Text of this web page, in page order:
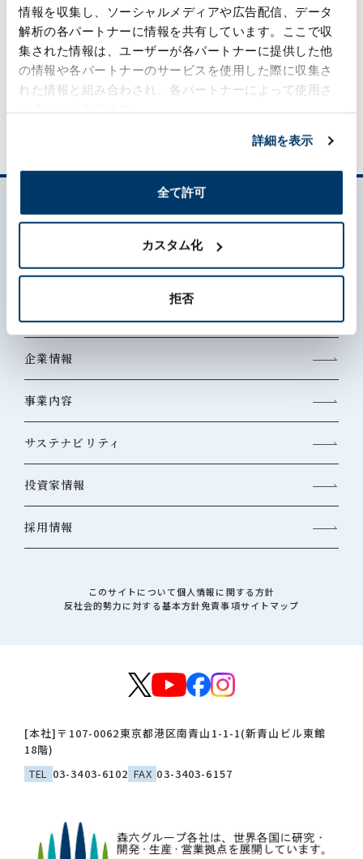
情報を収集し、ソーシャルメディアや広告配信、データ
解析の各パートナーに情報を共有しています。ここで収
集された情報は、ユーザーが各パートナーに提供した他
の情報や各パートナーのサービスを使用した際に収集さ
れた情報と組み合わされ、各パートナーによって使用さ
詳細を表示
全て許可
カスタム化
拒否
MORILOG一覧
[本社] 〒107-0062東京都港区南青山1-1-1(新青山ビル東館
18階)
TEL
03-3403-6102 FAX 03-3403-6157
企業情報
事業内容
サステナビリティ
投資家情報
採用情報
このサイトについて個人情報に関する方針
反社会的勢力に対する基本方針免責事項サイトマップ